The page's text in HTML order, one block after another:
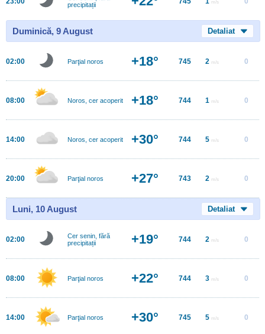
precipitații
m/s
Duminică, 9 August Detaliat
02:00 Parţial noros +18° 745 2 m/s 0
08:00 Noros, cer acoperit +18° 744 1 m/s 0
14:00 Noros, cer acoperit +30° 744 5 m/s 0
20:00 Parţial noros +27° 743 2 m/s 0
Luni, 10 August Detaliat
02:00
Cer senin, fără
precipitații
+19° 744 2 m/s 0
08:00 Parţial noros +22° 744 3 m/s 0
14:00 Parţial noros +30° 745 5 m/s 0